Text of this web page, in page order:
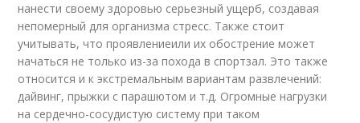
нанести своему здоровью серьезный ущерб, создавая
непомерный для организма стресс. Также стоит
учитывать, что проявлениеили их обострение может
начаться не только из-за похода в спортзал. Это также
относится и к экстремальным вариантам развлечений:
дайвинг, прыжки с парашютом и т.д. Огромные нагрузки
на сердечно-сосудистую систему при таком